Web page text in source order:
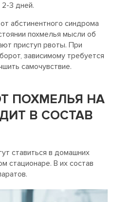
2-3 дней.
абстинентного синдрома
похмелья мысли об
приступ рвоты. При
зависимому требуется
самочувствие.
ПОХМЕЛЬЯ НА
В СОСТАВ
ставиться в домашних
стационаре. В их состав